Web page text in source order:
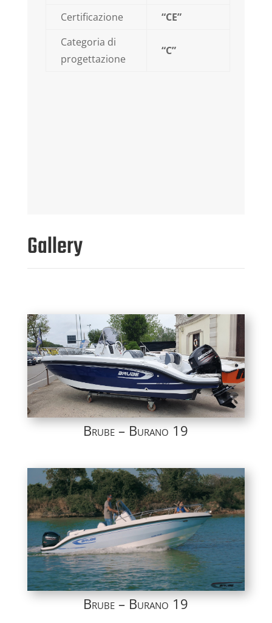
Certificazione
“CE”
Categoria di
progettazione
“C”
Gallery
Brube – Burano 19
Brube – Burano 19